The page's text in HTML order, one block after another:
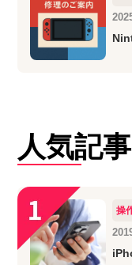
人気記事
操